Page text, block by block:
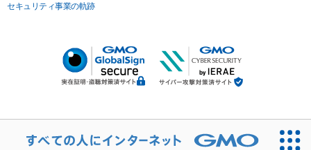
セキュリティ事業の軌跡